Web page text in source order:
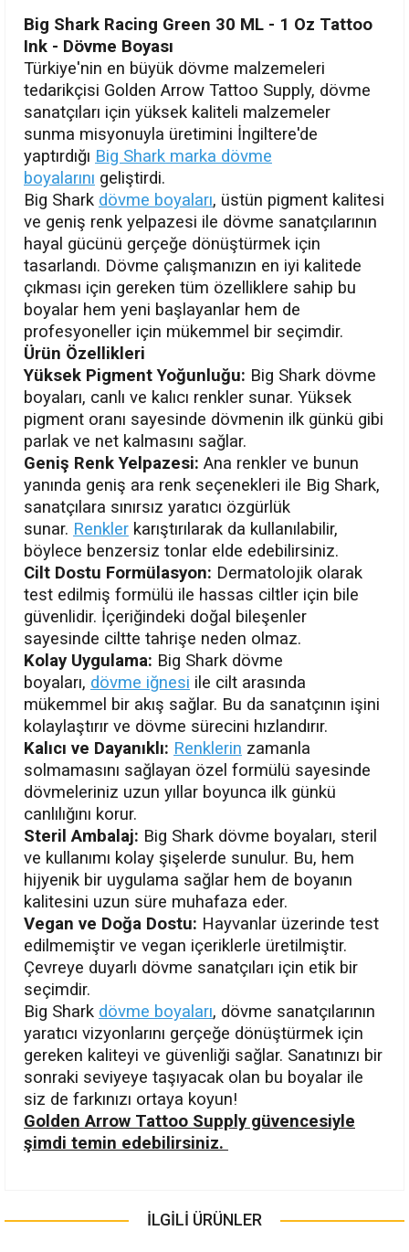
Big Shark Racing Green 30 ML - 1 Oz Tattoo
Ink - Dövme Boyası
Türkiye'nin en büyük dövme malzemeleri
tedarikçisi Golden Arrow Tattoo Supply, dövme
sanatçıları için yüksek kaliteli malzemeler
sunma misyonuyla üretimini İngiltere'de
yaptırdığı Big Shark marka dövme
boyalarını geliştirdi.
Big Shark dövme boyaları, üstün pigment kalitesi
ve geniş renk yelpazesi ile dövme sanatçılarının
hayal gücünü gerçeğe dönüştürmek için
tasarlandı. Dövme çalışmanızın en iyi kalitede
çıkması için gereken tüm özelliklere sahip bu
boyalar hem yeni başlayanlar hem de
profesyoneller için mükemmel bir seçimdir.
Ürün Özellikleri
Yüksek Pigment Yoğunluğu: Big Shark dövme
boyaları, canlı ve kalıcı renkler sunar. Yüksek
pigment oranı sayesinde dövmenin ilk günkü gibi
parlak ve net kalmasını sağlar.
Geniş Renk Yelpazesi: Ana renkler ve bunun
yanında geniş ara renk seçenekleri ile Big Shark,
sanatçılara sınırsız yaratıcı özgürlük
sunar. Renkler karıştırılarak da kullanılabilir,
böylece benzersiz tonlar elde edebilirsiniz.
Cilt Dostu Formülasyon: Dermatolojik olarak
test edilmiş formülü ile hassas ciltler için bile
güvenlidir. İçeriğindeki doğal bileşenler
sayesinde ciltte tahrişe neden olmaz.
Kolay Uygulama: Big Shark dövme
boyaları, dövme iğnesi ile cilt arasında
mükemmel bir akış sağlar. Bu da sanatçının işini
kolaylaştırır ve dövme sürecini hızlandırır.
Kalıcı ve Dayanıklı: Renklerin zamanla
solmamasını sağlayan özel formülü sayesinde
dövmeleriniz uzun yıllar boyunca ilk günkü
canlılığını korur.
Steril Ambalaj: Big Shark dövme boyaları, steril
ve kullanımı kolay şişelerde sunulur. Bu, hem
hijyenik bir uygulama sağlar hem de boyanın
kalitesini uzun süre muhafaza eder.
Vegan ve Doğa Dostu: Hayvanlar üzerinde test
edilmemiştir ve vegan içeriklerle üretilmiştir.
Çevreye duyarlı dövme sanatçıları için etik bir
seçimdir.
Big Shark dövme boyaları, dövme sanatçılarının
yaratıcı vizyonlarını gerçeğe dönüştürmek için
gereken kaliteyi ve güvenliği sağlar. Sanatınızı bir
sonraki seviyeye taşıyacak olan bu boyalar ile
siz de farkınızı ortaya koyun!
Golden Arrow Tattoo Supply güvencesiyle
şimdi temin edebilirsiniz.
Bu ürüne ilk yorumu siz yapın!
konularda yetersiz gördüğünüz noktaları öneri formunu
İLGİLİ ÜRÜNLER